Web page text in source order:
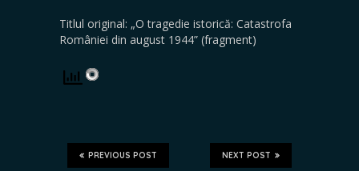
Titlul original: „O tragedie istorică: Catastrofa
României din august 1944” (fragment)
NEXT POST
PREVIOUS POST